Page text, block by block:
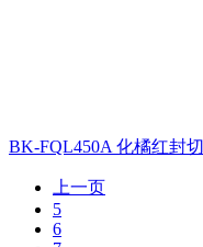
BK-FQL450A 化橘红封
上一页
5
6